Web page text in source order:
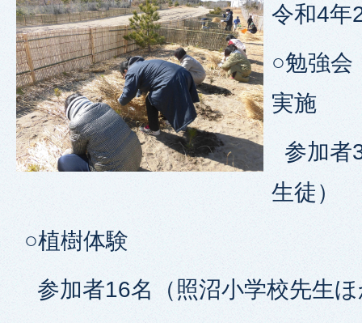
令和4年
○勉強
実施
参加者
生徒）
○植樹体験
参加者16名（照沼小学校先生